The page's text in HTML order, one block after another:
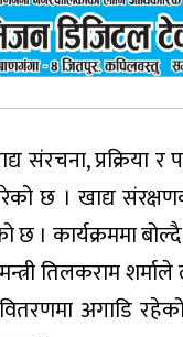
संरचना, प्रक्रिया र
छ । खाद्य
छ । कार्यक्रममा
तिलकराम शर्माले
अगाडि